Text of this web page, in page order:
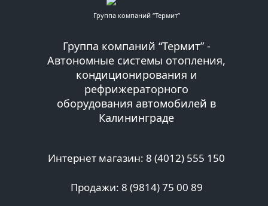
Группа компаний “Термит”
Группа компаний “Термит” -
Автономные системы отопления,
кондиционирования и
рефрижераторного
оборудования автомобилей в
Калининграде
Интернет магазин: 8 (4012) 555 150
Продажи: 8 (9814) 75 00 89